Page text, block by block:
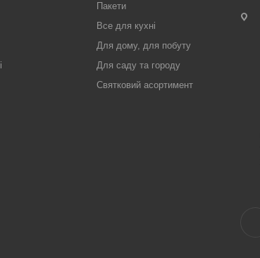
Пакети
Все для кухні
Для дому, для побуту
Для саду та городу
Святковий асортимент